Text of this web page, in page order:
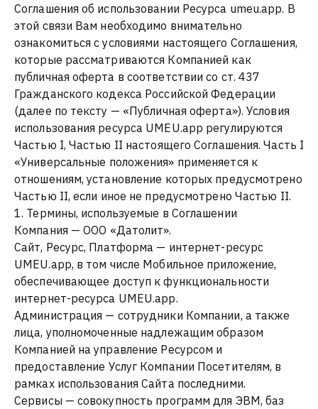
Соглашения об использовании Ресурса umeu.app. В
этой связи Вам необходимо внимательно
ознакомиться с условиями настоящего Соглашения,
которые рассматриваются Компанией как
публичная оферта в соответствии со ст. 437
Гражданского кодекса Российской Федерации
(далее по тексту — «Публичная оферта»). Условия
использования ресурса UMEU.app регулируются
Частью I, Частью II настоящего Соглашения. Часть I
«Универсальные положения» применяется к
отношениям, установление которых предусмотрено
Частью II, если иное не предусмотрено Частью II.
1. Термины, используемые в Соглашении
Компания — ООО «Датолит».
Сайт, Ресурс, Платформа — интернет-ресурс
UMEU.app, в том числе Мобильное приложение,
обеспечивающее доступ к функциональности
интернет-ресурса UMEU.app.
Администрация — сотрудники Компании, а также
лица, уполномоченные надлежащим образом
Компанией на управление Ресурсом и
предоставление Услуг Компании Посетителям, в
рамках использования Сайта последними.
Сервисы — совокупность программ для ЭВМ, баз